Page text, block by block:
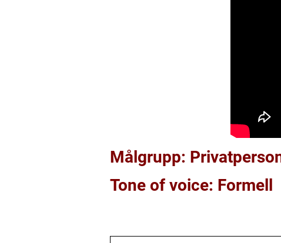
Målgrupp:
Tone of voice: Formell